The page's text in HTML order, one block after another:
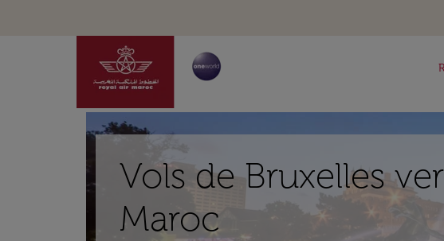
Vols de Bruxelles
Maroc